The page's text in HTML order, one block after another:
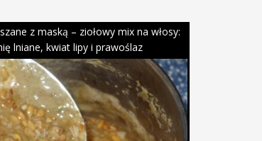
z maską – ziołowy mix na włosy:
lniane, kwiat lipy i prawoślaz